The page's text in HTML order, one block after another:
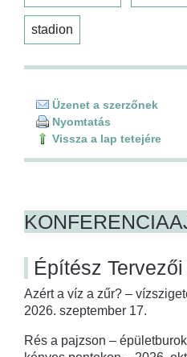
stadion
Üzenet a szerzőnek
Nyomtatás
Vissza a lap tetejére
Építész
Azért a víz a zűr? –
2026. szeptember 17.
Rés a pajzson –